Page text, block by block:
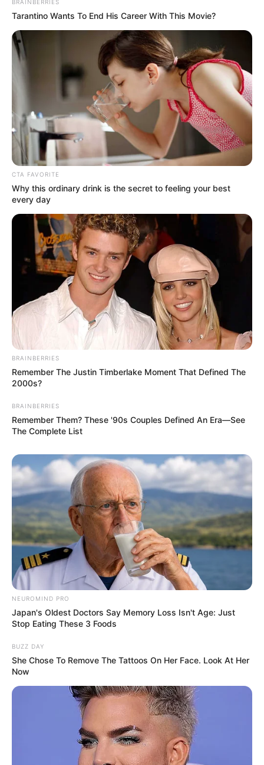
BRAINBERRIES
Tarantino Wants To End His Career With This Movie?
CTA FAVORITE
Why this ordinary drink is the secret to feeling your best
every day
BRAINBERRIES
Remember The Justin Timberlake Moment That Defined The
2000s?
BRAINBERRIES
Remember Them? These '90s Couples Defined An Era—See
The Complete List
NEUROMIND PRO
Japan's Oldest Doctors Say Memory Loss Isn't Age: Just
Stop Eating These 3 Foods
BUZZ DAY
She Chose To Remove The Tattoos On Her Face. Look At Her
Now